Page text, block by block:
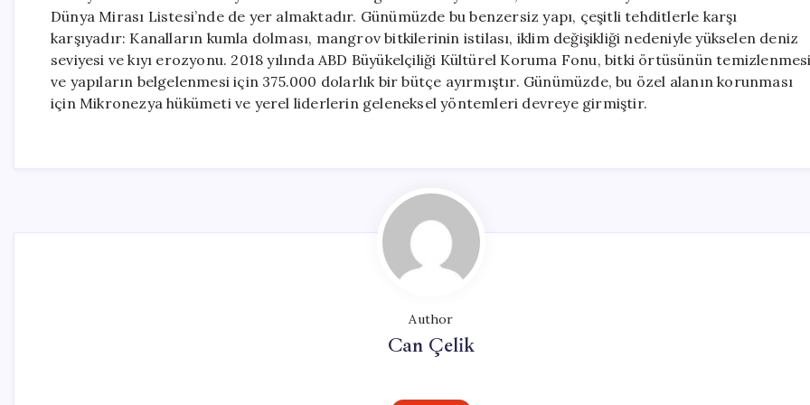
Dünya Mirası Listesi’nde de yer almaktadır. Günümüzde bu benzersiz yapı, çeşitli tehditlerle karşı
karşıyadır: Kanalların kumla dolması, mangrov bitkilerinin istilası, iklim değişikliği nedeniyle yükselen deniz
seviyesi ve kıyı erozyonu. 2018 yılında ABD Büyükelçiliği Kültürel Koruma Fonu, bitki örtüsünün
ve yapıların belgelenmesi için 375.000 dolarlık bir bütçe ayırmıştır. Günümüzde, bu özel alanın korunması
için Mikronezya hükümeti ve yerel liderlerin geleneksel yöntemleri devreye girmiştir.
Author
Can Çelik